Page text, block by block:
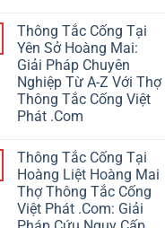
Thông Tắc Cống Tại
Yên Sở Hoàng Mai:
Giải Pháp Chuyên
Nghiệp Từ A-Z Với Thợ
Thông Tắc Cống Việt
Phát .Com
Thông Tắc Cống Tại
Hoàng Liệt Hoàng Mai
Thợ Thông Tắc Cống
Việt Phát .Com: Giải